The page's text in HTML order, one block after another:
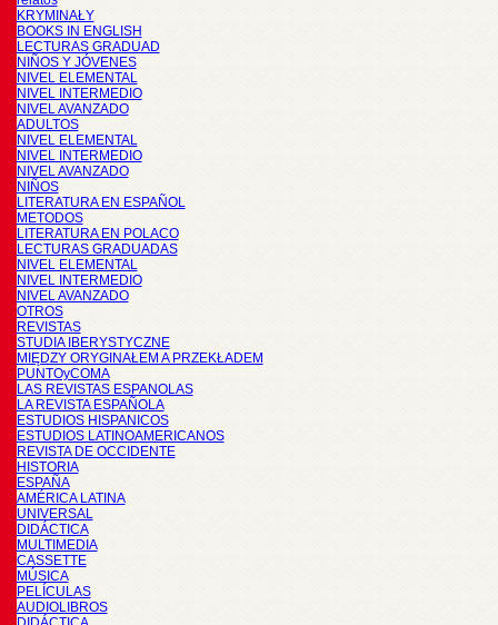
KRYMINAŁY
BOOKS IN ENGLISH
LECTURAS GRADUAD
NIÑOS Y JÓVENES
NIVEL ELEMENTAL
NIVEL INTERMEDIO
NIVEL AVANZADO
ADULTOS
NIVEL ELEMENTAL
NIVEL INTERMEDIO
NIVEL AVANZADO
NIÑOS
LITERATURA EN ESPAÑOL
METODOS
LITERATURA EN POLACO
LECTURAS GRADUADAS
NIVEL ELEMENTAL
NIVEL INTERMEDIO
NIVEL AVANZADO
OTROS
REVISTAS
STUDIA IBERYSTYCZNE
MIĘDZY ORYGINAŁEM A PRZEKŁADEM
PUNTOyCOMA
LAS REVISTAS ESPANOLAS
LA REVISTA ESPAÑOLA
ESTUDIOS HISPANICOS
ESTUDIOS LATINOAMERICANOS
REVISTA DE OCCIDENTE
HISTORIA
ESPAÑA
AMÉRICA LATINA
UNIVERSAL
DIDÁCTICA
MULTIMEDIA
CASSETTE
MÚSICA
PELÍCULAS
AUDIOLIBROS